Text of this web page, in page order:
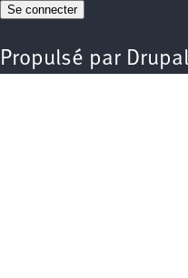
Propulsé par Drupal